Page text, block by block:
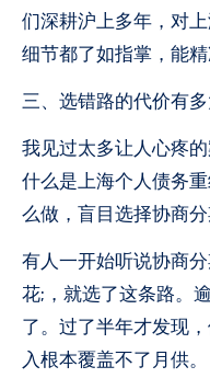
们深耕沪上多年，对
细节都了如指掌，能
三、选错路的代价有多
我见过太多让人心疼
什么是上海个人债务
么做，盲目选择协商
有人一开始听说协商
花;，就选了这条路。
了。过了半年才发现
入根本覆盖不了月供。